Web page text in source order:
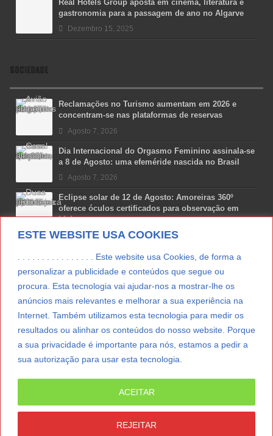
ESTE WEBSITE USA COOKIES
. . . . . . . . . . . . . . . . Este website usa Cookies, de forma a
personalizar a publicidade e conteúdos que segue ou
procura. Esta tecnologia vai ajudar-nos a mostrar-lhe os
anúncios mais relevantes e melhorar a sua experiência na
Internet. Também utilizamos esta tecnologia para medir os
resultados ou alinhar os conteúdos do nosso website. Porque
a sua privacidade é importante para nós, estamos a pedir a
sua autorização para usar esta tecnologia.
REJEITAR
ACEITAR
Real Hotels Group aposta em cinema, literatura e
gastronomia para a passagem de ano no Algarve
Dezembro 15, 2025
SOCIEDADE
Reclamações no Turismo aumentam em 2026 e
concentram-se nas plataformas de reservas
Agosto 7, 2026
Dia Internacional do Orgasmo Feminino assinala-se
a 8 de Agosto: uma efeméride nascida no Brasil
Agosto 7, 2026
Eclipse solar de 12 de Agosto: Amoreiras 360º
oferece óculos certificados para observação em
Lisboa
Agosto 7, 2026
Lua Afonso vence prémio internacional de liderança
Agosto 7, 2026
Preparar o carro para as férias de Verão
Agosto 5, 2026
SUBSCREVER NEWSLETTER